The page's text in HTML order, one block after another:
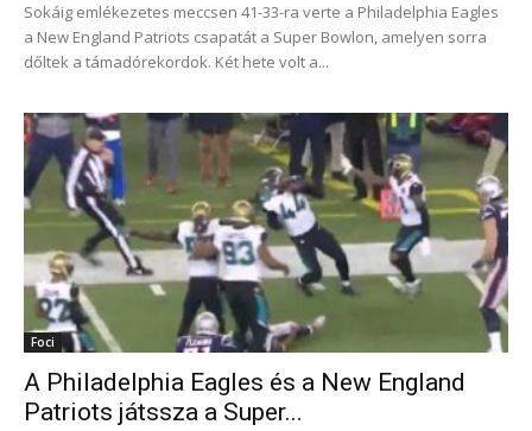
Sokáig emlékezetes meccsen 41-33-ra verte a Philadelphia Eagles
a New England Patriots csapatát a Super Bowlon, amelyen sorra
dőltek a támadórekordok. Két hete volt a...
Foci
A Philadelphia Eagles és a New England
Patriots játssza a Super...